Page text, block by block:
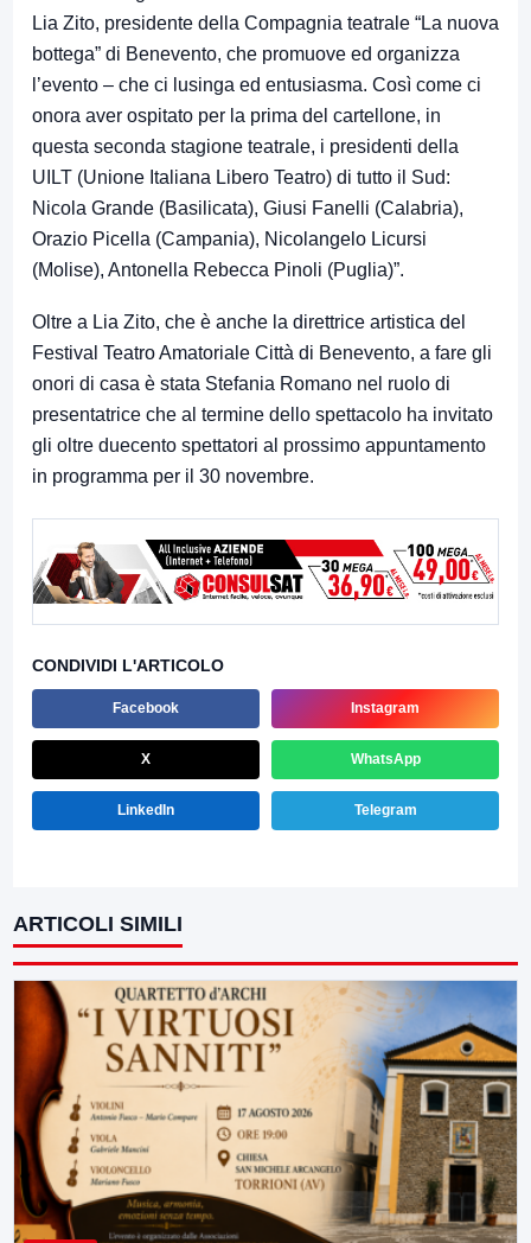
Lia Zito, presidente della Compagnia teatrale “La nuova
bottega” di Benevento, che promuove ed organizza
l’evento – che ci lusinga ed entusiasma. Così come ci
onora aver ospitato per la prima del cartellone, in
questa seconda stagione teatrale, i presidenti della
UILT (Unione Italiana Libero Teatro) di tutto il Sud:
Nicola Grande (Basilicata), Giusi Fanelli (Calabria),
Orazio Picella (Campania), Nicolangelo Licursi
(Molise), Antonella Rebecca Pinoli (Puglia)”.
Oltre a Lia Zito, che è anche la direttrice artistica del
Festival Teatro Amatoriale Città di Benevento, a fare gli
onori di casa è stata Stefania Romano nel ruolo di
presentatrice che al termine dello spettacolo ha invitato
gli oltre duecento spettatori al prossimo appuntamento
in programma per il 30 novembre.
CONDIVIDI L'ARTICOLO
Facebook Instagram
X WhatsApp
LinkedIn Telegram
ARTICOLI SIMILI